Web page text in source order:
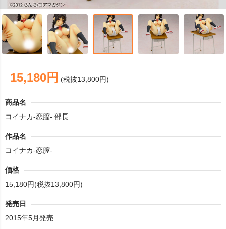
15,180円 (税抜13,800円)
商品名
コイナカ-恋膣- 部長
作品名
コイナカ-恋膣-
価格
15,180円(税抜13,800円)
発売日
2015年5月発売